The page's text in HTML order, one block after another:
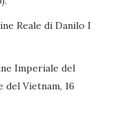
Reale di Danilo I
Imperiale del
del Vietnam, 16